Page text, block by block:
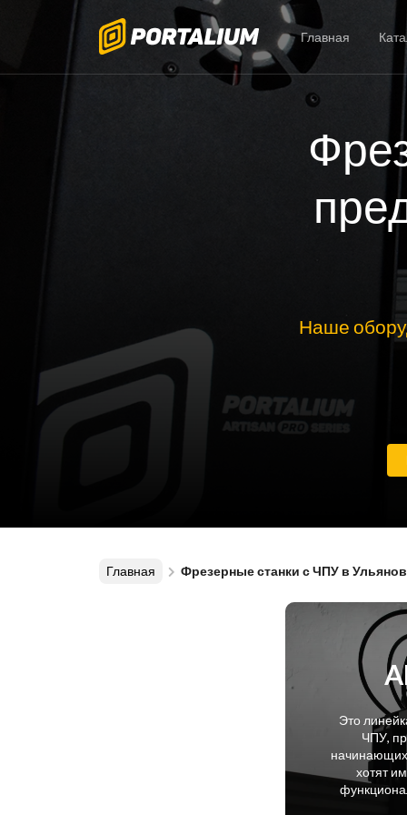
Главная
Наше
Главная Фрезерные станки с ЧПУ в
Это
ЧПУ,
начинающих
хотят